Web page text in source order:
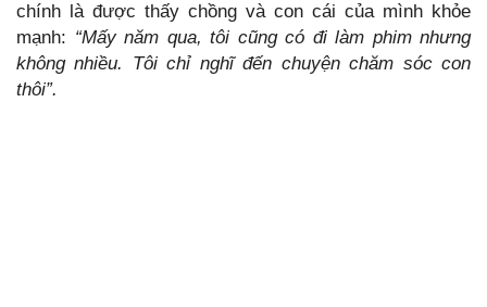
chính là được thấy chồng và con cái của mình khỏe
mạnh: “Mấy năm qua, tôi cũng có đi làm phim nhưng
không nhiều. Tôi chỉ nghĩ đến chuyện chăm sóc con
thôi”.